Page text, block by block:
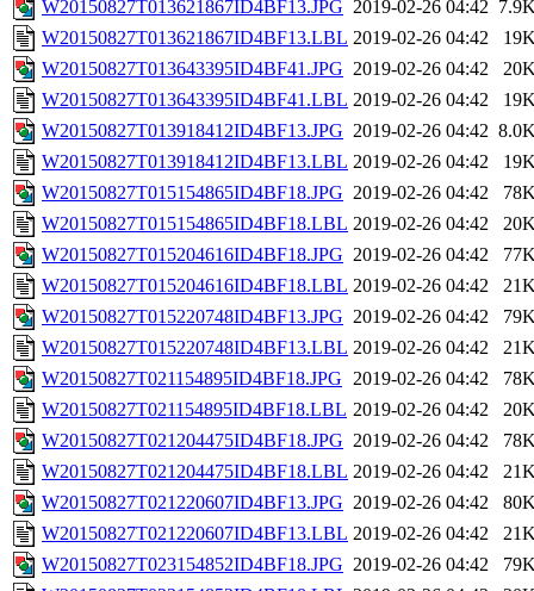
W20150827T013621867ID4BF13.JPG 2019-02-26 04:42
W20150827T013621867ID4BF13.LBL 2019-02-26 04:42
W20150827T013643395ID4BF41.JPG 2019-02-26 04:42
W20150827T013643395ID4BF41.LBL 2019-02-26 04:42
W20150827T013918412ID4BF13.JPG 2019-02-26 04:42
W20150827T013918412ID4BF13.LBL 2019-02-26 04:42
W20150827T015154865ID4BF18.JPG 2019-02-26 04:42
W20150827T015154865ID4BF18.LBL 2019-02-26 04:42
W20150827T015204616ID4BF18.JPG 2019-02-26 04:42
W20150827T015204616ID4BF18.LBL 2019-02-26 04:42
W20150827T015220748ID4BF13.JPG 2019-02-26 04:42
W20150827T015220748ID4BF13.LBL 2019-02-26 04:42
W20150827T021154895ID4BF18.JPG 2019-02-26 04:42
W20150827T021154895ID4BF18.LBL 2019-02-26 04:42
W20150827T021204475ID4BF18.JPG 2019-02-26 04:42
W20150827T021204475ID4BF18.LBL 2019-02-26 04:42
W20150827T021220607ID4BF13.JPG 2019-02-26 04:42
W20150827T021220607ID4BF13.LBL 2019-02-26 04:42
W20150827T023154852ID4BF18.JPG 2019-02-26 04:42